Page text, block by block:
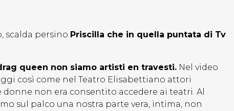
scalda persino Priscilla che in quella puntata di Tv
queen non siamo artisti en travesti. Nel video
così come nel Teatro Elisabettiano attori
non era consentito accedere ai teatri. Al
sul palco una nostra parte vera, intima, non